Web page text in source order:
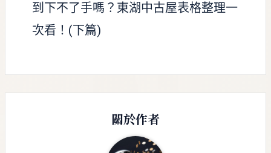
到下不了手嗎？東湖中古屋表格整理一
次看！(下篇)
關於作者